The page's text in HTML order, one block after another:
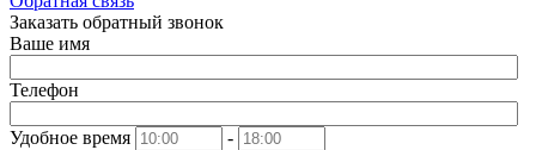
Заказать обратный звонок
Ваше имя
Телефон
Удобное время
-